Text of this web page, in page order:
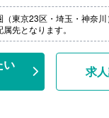
円-4,000,000円
を通して雇用形態を検討
】年2回（1.0-2.0ヶ月分
あり（年1回）
金】あり※勤続10年以上
（東京23区・埼玉・神奈
属先となります。
い
求